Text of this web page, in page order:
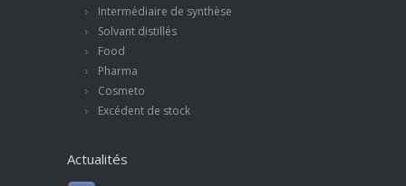
Intermédiaire de synthèse
Solvant distillés
Food
Pharma
Cosmeto
Excédent de stock
Actualités